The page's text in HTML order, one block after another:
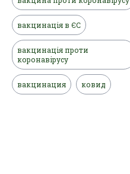
вакцинація в ЄС
вакцинація проти
коронавірусу
вакцинация ковид